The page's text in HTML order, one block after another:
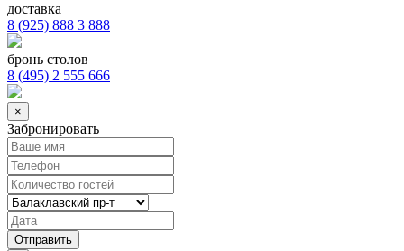
доставка
8 (925) 888 3 888
бронь столов
8 (495) 2 555 666
×
Забронировать